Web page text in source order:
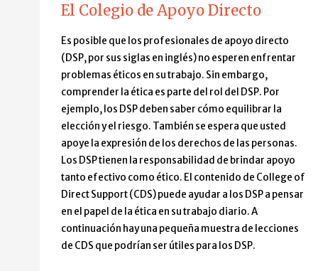
El Colegio de Apoyo Directo
Es posible que los profesionales de apoyo directo
(DSP, por sus siglas en inglés) no esperen enfrentar
problemas éticos en su trabajo. Sin embargo,
comprender la ética es parte del rol del DSP. Por
ejemplo, los DSP deben saber cómo equilibrar la
elección y el riesgo. También se espera que usted
apoye la expresión de los derechos de las personas.
Los DSP tienen la responsabilidad de brindar apoyo
tanto efectivo como ético. El contenido de College of
Direct Support (CDS) puede ayudar a los DSP a pensar
en el papel de la ética en su trabajo diario. A
continuación hay una pequeña muestra de lecciones
de CDS que podrían ser útiles para los DSP.